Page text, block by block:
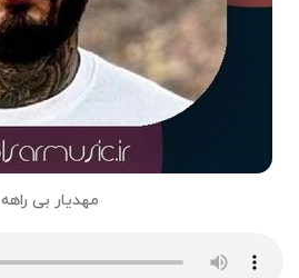
مهدیار بی راهه